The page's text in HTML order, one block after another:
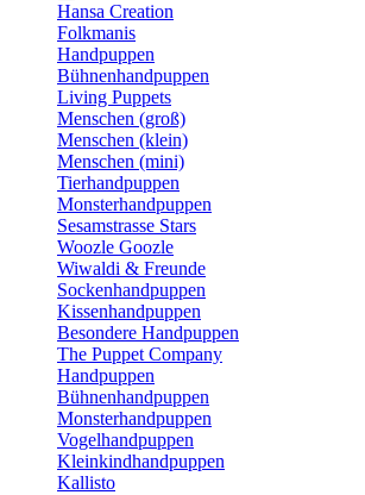
Hansa Creation
Folkmanis
Handpuppen
Bühnenhandpuppen
Living Puppets
Menschen (groß)
Menschen (klein)
Menschen (mini)
Tierhandpuppen
Monsterhandpuppen
Sesamstrasse Stars
Woozle Goozle
Wiwaldi & Freunde
Sockenhandpuppen
Kissenhandpuppen
Besondere Handpuppen
The Puppet Company
Handpuppen
Bühnenhandpuppen
Monsterhandpuppen
Vogelhandpuppen
Kleinkindhandpuppen
Kallisto